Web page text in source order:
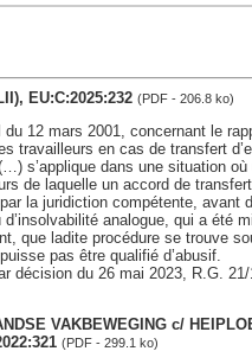
EU:C:2025:232 (PDF - 206.8 ko)
du 12 mars 2001, concernant le
travailleurs en cas de transfert
s’applique dans une situation
de laquelle un accord de
la juridiction compétente, avant
analogue, qui a été
que ladite procédure se trouve
pas être qualifié d’abusif.
décision du 26 mai 2023, R.G.
VAKBEWEGING c/
(PDF - 299.1 ko)